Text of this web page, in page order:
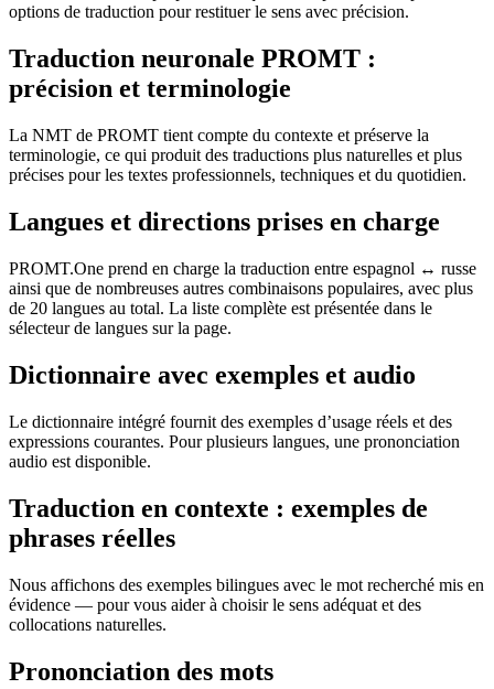
options de traduction pour restituer le sens avec précision.
Traduction neuronale PROMT :
précision et terminologie
La NMT de PROMT tient compte du contexte et préserve la
terminologie, ce qui produit des traductions plus naturelles et plus
précises pour les textes professionnels, techniques et du quotidien.
Langues et directions prises en charge
PROMT.One prend en charge la traduction entre espagnol ↔ russe
ainsi que de nombreuses autres combinaisons populaires, avec plus
de 20 langues au total. La liste complète est présentée dans le
sélecteur de langues sur la page.
Dictionnaire avec exemples et audio
Le dictionnaire intégré fournit des exemples d’usage réels et des
expressions courantes. Pour plusieurs langues, une prononciation
audio est disponible.
Traduction en contexte : exemples de
phrases réelles
Nous affichons des exemples bilingues avec le mot recherché mis en
évidence — pour vous aider à choisir le sens adéquat et des
collocations naturelles.
Prononciation des mots